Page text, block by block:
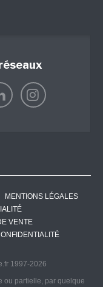
MENTIONS LÉGALES
VENTE
1997-2026
ou partielle, par quelque